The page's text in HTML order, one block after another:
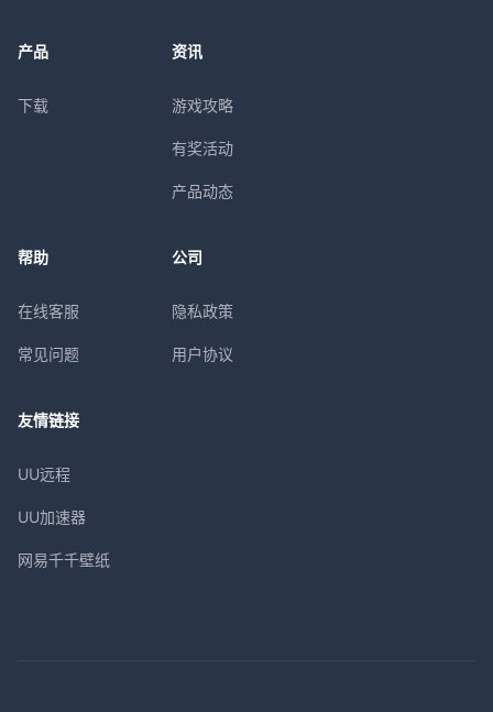
产品
下载
资讯
游戏攻略
有奖活动
产品动态
帮助
在线客服
常见问题
公司
隐私政策
用户协议
友情链接
UU远程
UU加速器
网易千千壁纸